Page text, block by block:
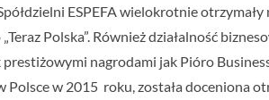
ESPEFA wielokrotnie
Polska”. Również działalność
nagrodami jak Pióro
Polsce w 2015 roku, została doceniona